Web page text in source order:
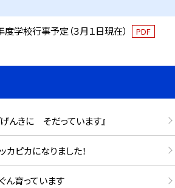
度学校行事予定（３月１日現在） PDF
んきに そだっています』
ピカになりました！
育っています